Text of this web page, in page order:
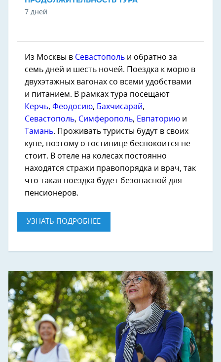
7 дней
Из Москвы в Севастополь и обратно за
семь дней и шесть ночей. Поездка к морю в
двухэтажных вагонах со всеми удобствами
и питанием. В рамках тура посещают
Керчь, Феодосию, Бахчисарай,
Севастополь, Симферополь, Евпаторию и
Тамань. Проживать туристы будут в своих
купе, поэтому о гостинице беспокоится не
стоит. В отеле на колесах постоянно
находятся стражи правопорядка и врач, так
что такая поездка будет безопасной для
пенсионеров.
УЗНАТЬ ПОДРОБНЕЕ